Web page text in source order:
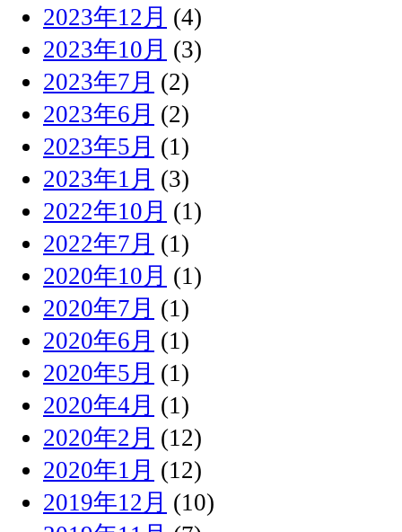
2023年12月 (4)
2023年10月 (3)
2023年7月 (2)
2023年6月 (2)
2023年5月 (1)
2023年1月 (3)
2022年10月 (1)
2022年7月 (1)
2020年10月 (1)
2020年7月 (1)
2020年6月 (1)
2020年5月 (1)
2020年4月 (1)
2020年2月 (12)
2020年1月 (12)
2019年12月 (10)